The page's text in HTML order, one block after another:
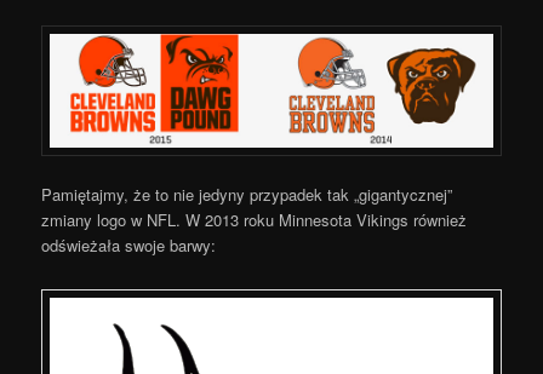
Pamiętajmy, że to nie jedyny przypadek tak „gigantycznej”
zmiany logo w NFL. W 2013 roku Minnesota Vikings również
odświeżała swoje barwy: